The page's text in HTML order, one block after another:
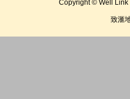
Copyright © Well Link
致滙